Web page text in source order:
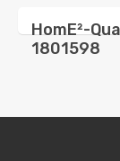
HomE²-
1801598